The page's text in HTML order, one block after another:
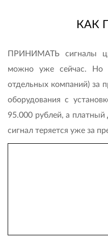
КАК
ПРИНИМАТЬ сигналы
можно уже сейчас. Но
отдельных компаний) за
оборудования с
95.000 рублей, а
сигнал теряется уже за